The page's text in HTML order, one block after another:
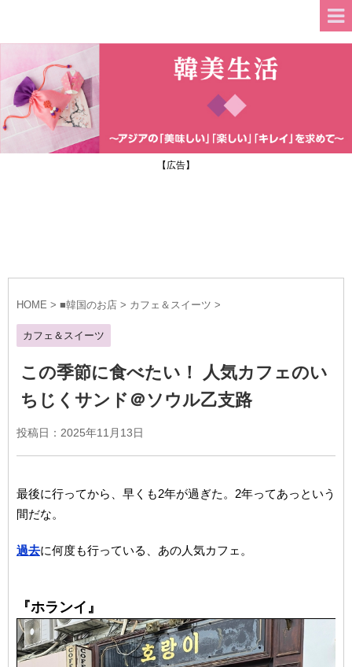
【広告】
HOME > ■韓国のお店 > カフェ＆スイーツ >
カフェ＆スイーツ
この季節に食べたい！ 人気カフェのい
ちじくサンド＠ソウル乙支路
投稿日： 2025年11月13日
最後に行ってから、早くも2年が過ぎた。2年ってあっという
間だな。
過去に何度も行っている、あの人気カフェ。
『ホランイ』